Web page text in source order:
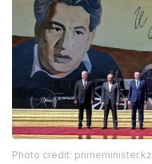
Photo credit: primeminister.kz